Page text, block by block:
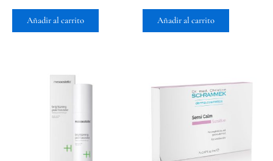
Añadir al carrito Añadir al carrito